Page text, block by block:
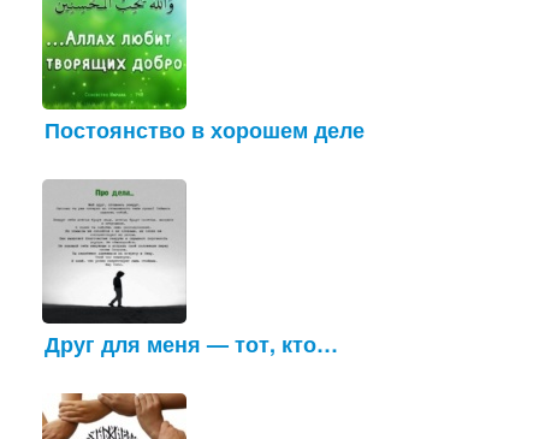
Постоянство в хорошем деле
Друг для меня — тот, кто…